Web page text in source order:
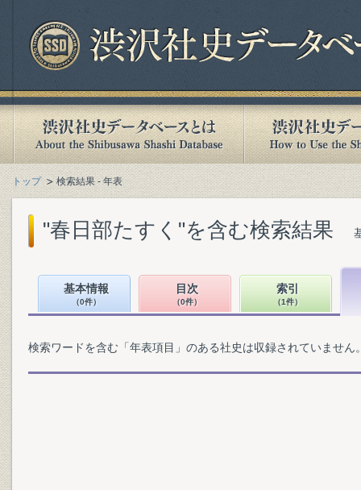
トップ 検索結果 - 年表
"春日部たすく"を含む検索結果
基本情報
（0件）
目次
（0件）
索引
（1件）
検索ワードを含む「年表項目」のある社史は収録されていません